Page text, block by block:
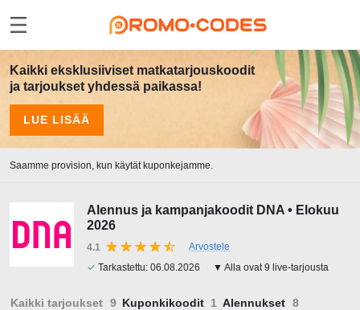
Kaikki eksklusiiviset matkatarjouskoodit
ja tarjoukset yhdessä paikassa!
LUE LISÄÄ
Saamme provision, kun käytät kuponkejamme.
Alennus ja kampanjakoodit DNA • Elokuu
2026
4.1
Arvostele
✓ Tarkastettu: 06.08.2026 ▼ Alla ovat 9 live-tarjousta
Kaikki tarjoukset Kuponkikoodit Alennukset